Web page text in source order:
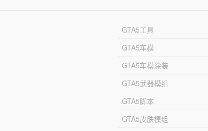
GTA5工具
GTA5车模
GTA5车模涂装
GTA5武器模组
GTA5脚本
GTA5皮肤模组